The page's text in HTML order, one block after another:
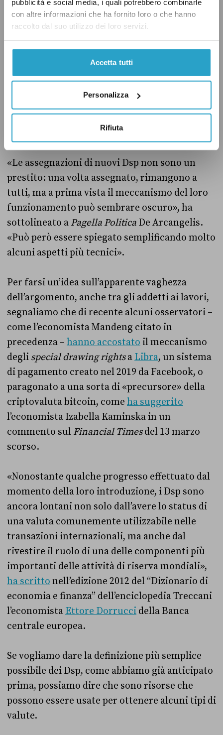
pubblicità e social media, i quali potrebbero combinarle
con altre informazioni che ha fornito loro o che hanno
raccolto dal suo utilizzo dei loro servizi.
Accetta tutti
Personalizza
Rifiuta
ma non dal settore privato, cosa chene limita
molto l’utilizzo sui mercati.
Come funzionano i Dsp
volta che vengono creati nuovi “diritti speciali
di prelievo”, che cosa se ne fanno i Paesi che li
«Le assegnazioni di nuovi Dsp non sono un
prestito: una volta assegnato, rimangono a
tutti, ma a prima vista il meccanismo del loro
funzionamento può sembrare oscuro», ha
sottolineato a Pagella Politica De Arcangelis.
«Può però essere spiegato semplificando molto
alcuni aspetti più tecnici».
Per farsi un’idea sull’apparente vaghezza
dell’argomento, anche tra gli addetti ai lavori,
segnaliamo che di recente alcuni osservatori –
come l’economista Mandeng citato in
precedenza – hanno accostato il meccanismo
degli special drawing rightsa Libra, un sistema
di pagamento creato nel 2019 da Facebook, o
paragonato a una sorta di «precursore» della
criptovaluta bitcoin, come ha suggerito
l’economista Izabella Kaminska in un
commento sul Financial Timesdel 13 marzo
scorso.
«Nonostante qualche progresso effettuato dal
momento della loro introduzione, i Dsp sono
ancora lontani non solo dall’avere lo status di
una valuta comunemente utilizzabile nelle
transazioni internazionali, ma anche dal
rivestire il ruolo di una delle componenti più
importanti delle attività di riserva mondiali»,
ha scritto nell’edizione 2012 del “Dizionario di
economia e finanza” dell’enciclopedia Treccani
l’economista Ettore Dorrucci della Banca
centrale europea.
Se vogliamo dare la definizione più semplice
possibile dei Dsp, come abbiamo già anticipato
prima, possiamo dire che sono risorse che
possono essere usate per ottenere alcuni tipi di
valute.